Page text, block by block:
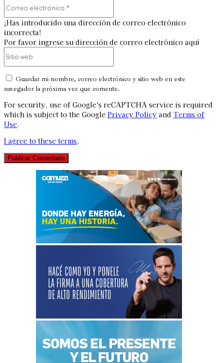
¡Has introducido una dirección de correo electrónico
incorrecta!
Por favor ingrese su dirección de correo electrónico aquí
Guardar mi nombre, correo electrónico y sitio web en este
navegador la próxima vez que comente.
For security, use of Google's reCAPTCHA service is required
which is subject to the Google Privacy Policy and Terms of
Use.
I agree to these terms.